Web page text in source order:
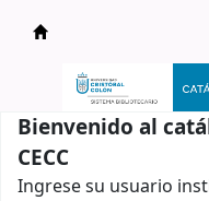
Catálogo en línea
Bienvenido al
CECC
Ingrese su usuario